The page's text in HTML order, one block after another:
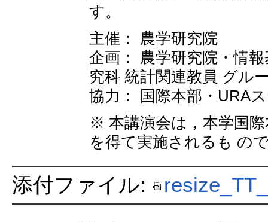
す。
主催： 農学研究院
企画： 農学研究院・情
究科 統計関連教員 グル
協力： 国際本部・URA
※ 本講演会は，本学国
を得て実施されるも の
添付ファイル: